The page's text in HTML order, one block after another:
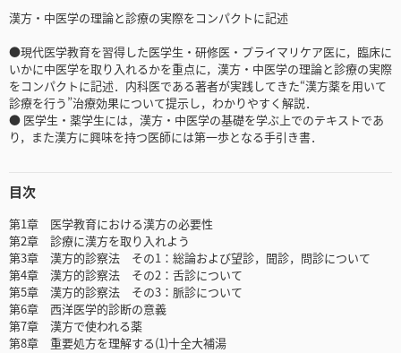
漢方・中医学の理論と診療の実際をコンパクトに記述
●現代医学教育を習得した医学生・研修医・プライマリケア医に，臨床に
いかに中医学を取り入れるかを重点に，漢方・中医学の理論と診療の実際
をコンパクトに記述．内科医である著者が実践してきた“漢方薬を用いて
診療を行う”治療効果について提示し，わかりやすく解説．
● 医学生・薬学生には，漢方・中医学の基礎を学ぶ上でのテキストであ
り，また漢方に興味を持つ医師には第一歩となる手引き書．
目次
第1章 医学教育における漢方の必要性
第2章 診療に漢方を取り入れよう
第3章 漢方的診察法 その1：総論および望診，聞診，問診について
第4章 漢方的診察法 その2：舌診について
第5章 漢方的診察法 その3：脈診について
第6章 西洋医学的診断の意義
第7章 漢方で使われる薬
第8章 重要処方を理解する(1)十全大補湯